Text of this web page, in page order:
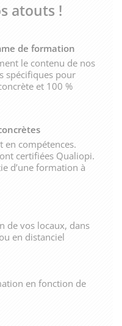
atouts !
de formation
le contenu de nos
spécifiques pour
et 100 %
compétences.
certifiées Qualiopi.
d’une formation à
de vos locaux, dans
en distanciel
en fonction de